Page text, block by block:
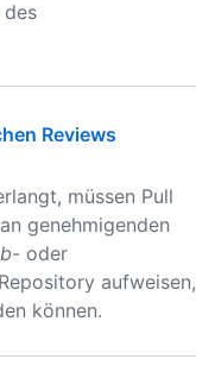
des
Reviews
müssen Pull
genehmigenden
- oder
aufweisen,
können.